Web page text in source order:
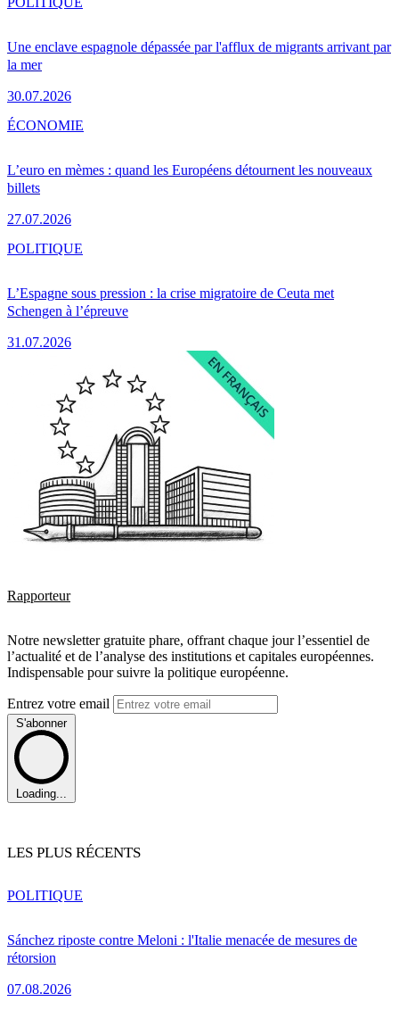
Une enclave espagnole dépassée par l'afflux de migrants arrivant par
la mer
30.07.2026
L’euro en mèmes : quand les Européens détournent les nouveaux
billets
27.07.2026
ÉCONOMIE
L’Espagne sous pression : la crise migratoire de Ceuta met
Schengen à l’épreuve
31.07.2026
POLITIQUE
Rapporteur
Notre newsletter gratuite phare, offrant chaque jour l’essentiel de
l’actualité et de l’analyse des institutions et capitales européennes.
Indispensable pour suivre la politique européenne.
Entrez votre email
S'abonner
Loading...
LES PLUS RÉCENTS
Sánchez riposte contre Meloni : l'Italie menacée de mesures de
rétorsion
07.08.2026
POLITIQUE